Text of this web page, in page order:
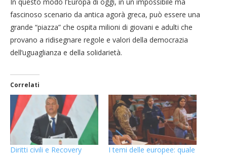
fascinoso scenario da antica agorà greca, può essere una
grande “piazza” che ospita milioni di giovani e adulti che
provano a ridisegnare regole e valori della democrazia
dell’uguaglianza e della solidarietà.
Correlati
Diritti civili e Recovery
I temi delle europee: quale